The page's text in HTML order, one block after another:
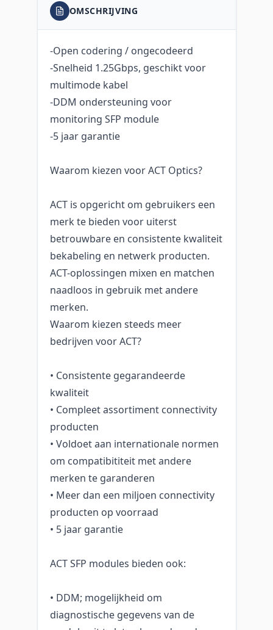
OMSCHRIJVING
-Open codering / ongecodeerd
-Snelheid 1.25Gbps, geschikt voor
multimode kabel
-DDM ondersteuning voor
monitoring SFP module
-5 jaar garantie
Waarom kiezen voor ACT Optics?
ACT is opgericht om gebruikers een
merk te bieden voor uiterst
betrouwbare en consistente kwaliteit
bekabeling en netwerk producten.
ACT-oplossingen mixen en matchen
naadloos in gebruik met andere
merken.
Waarom kiezen steeds meer
bedrijven voor ACT?
• Consistente gegarandeerde
kwaliteit
• Compleet assortiment connectivity
producten
• Voldoet aan internationale normen
om compatibititeit met andere
merken te garanderen
• Meer dan een miljoen connectivity
producten op voorraad
• 5 jaar garantie
ACT SFP modules bieden ook:
• DDM; mogelijkheid om
diagnostische gegevens van de